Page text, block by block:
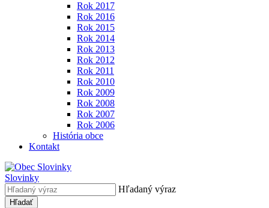
Rok 2017
Rok 2016
Rok 2015
Rok 2014
Rok 2013
Rok 2012
Rok 2011
Rok 2010
Rok 2009
Rok 2008
Rok 2007
Rok 2006
História obce
Kontakt
Slovinky
Hľadaný výraz
Hľadať